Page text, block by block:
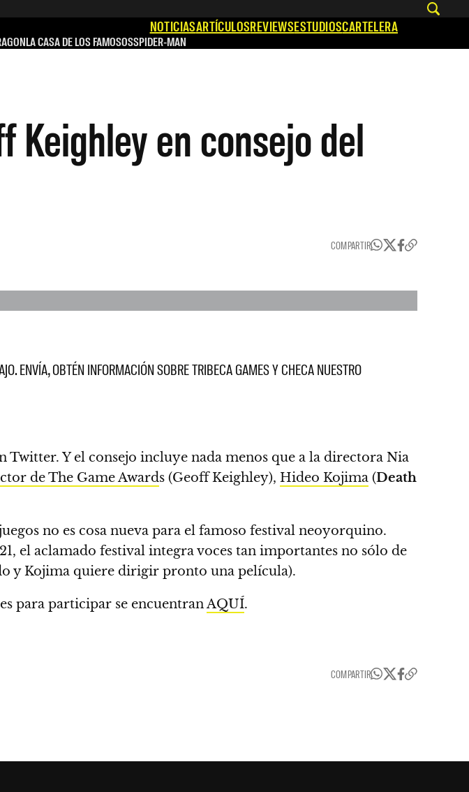
NOTICIASARTÍCULOSREVIEWSESTUDIOSCARTELERA
LA CASA DE LOS FAMOSOSSPIDER-MAN
Keighley en consejo del
COMPARTIR
ENVÍA, OBTÉN INFORMACIÓN SOBRE TRIBECA GAMES Y CHECA NUESTRO
Y el consejo incluye nada menos que a la directora Nia
de The Game Awards (Geoff Keighley), Hideo Kojima (Death
no es cosa nueva para el famoso festival neoyorquino.
el aclamado festival integra voces tan importantes no sólo de
y Kojima quiere dirigir pronto una película).
para participar se encuentranAQUÍ.
COMPARTIR